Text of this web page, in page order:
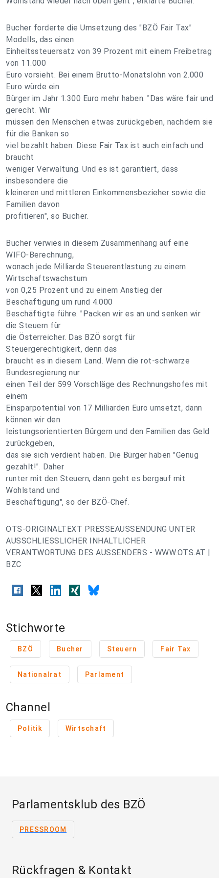
Bucher forderte die Umsetzung des "BZÖ Fair Tax"
Modells, das einen
Einheitssteuersatz von 39 Prozent mit einem Freibetrag
von 11.000
Euro vorsieht. Bei einem Brutto-Monatslohn von 2.000
Euro würde ein
Bürger im Jahr 1.300 Euro mehr haben. "Das wäre fair und
gerecht. Wir
müssen den Menschen etwas zurückgeben, nachdem sie
für die Banken so
viel bezahlt haben. Diese Fair Tax ist auch einfach und
braucht
weniger Verwaltung. Und es ist garantiert, dass
insbesondere die
kleineren und mittleren Einkommensbezieher sowie die
Familien davon
profitieren", so Bucher.
Bucher verwies in diesem Zusammenhang auf eine
WIFO-Berechnung,
wonach jede Milliarde Steuerentlastung zu einem
Wirtschaftswachstum
von 0,25 Prozent und zu einem Anstieg der
Beschäftigung um rund 4.000
Beschäftigte führe. "Packen wir es an und senken wir
die Steuern für
die Österreicher. Das BZÖ sorgt für
Steuergerechtigkeit, denn das
braucht es in diesem Land. Wenn die rot-schwarze
Bundesregierung nur
einen Teil der 599 Vorschläge des Rechnungshofes mit
einem
Einsparpotential von 17 Milliarden Euro umsetzt, dann
können wir den
leistungsorientierten Bürgern und den Familien das Geld
zurückgeben,
das sie sich verdient haben. Die Bürger haben "Genug
gezahlt!". Daher
runter mit den Steuern, dann geht es bergauf mit
Wohlstand und
Beschäftigung", so der BZÖ-Chef.
OTS-ORIGINALTEXT PRESSEAUSSENDUNG UNTER
AUSSCHLIESSLICHER INHALTLICHER
VERANTWORTUNG DES AUSSENDERS - WWW.OTS.AT |
BZC
Stichworte
BZÖ Bucher Steuern Fair Tax
Nationalrat Parlament
Channel
Politik Wirtschaft
Parlamentsklub des BZÖ
PRESSROOM
Rückfragen & Kontakt